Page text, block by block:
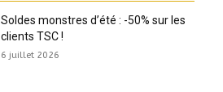
Soldes monstres d’été : -50% sur les
clients TSC !
6 juillet 2026